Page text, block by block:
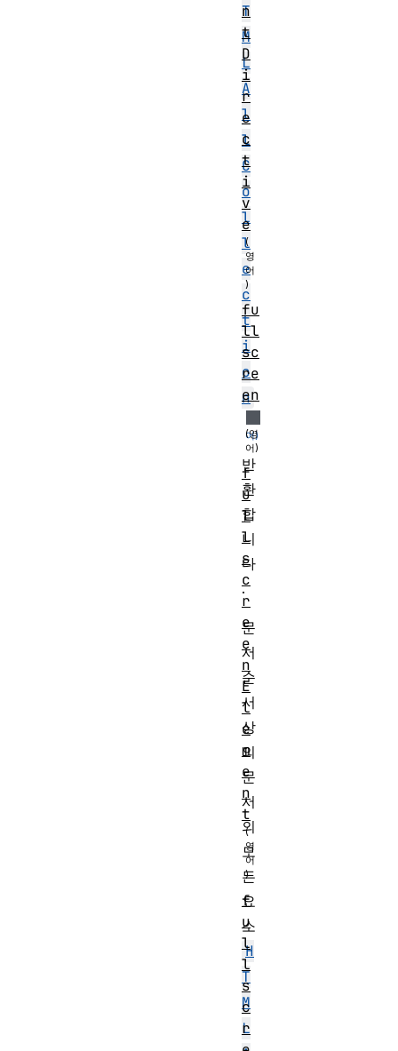
T
M
L
A
l
l
C
o
l
l
e
c
t
i
o
n
반
환
합
니
다
.
문
서
순
서
상
의
문
서
의
모
든
요
소
H
T
M
L
n
t
D
i
r
e
c
t
i
v
e
fu
ll
sc
re
en
f
u
l
l
s
c
r
e
e
n
E
l
e
m
e
n
t
f
u
l
l
s
c
r